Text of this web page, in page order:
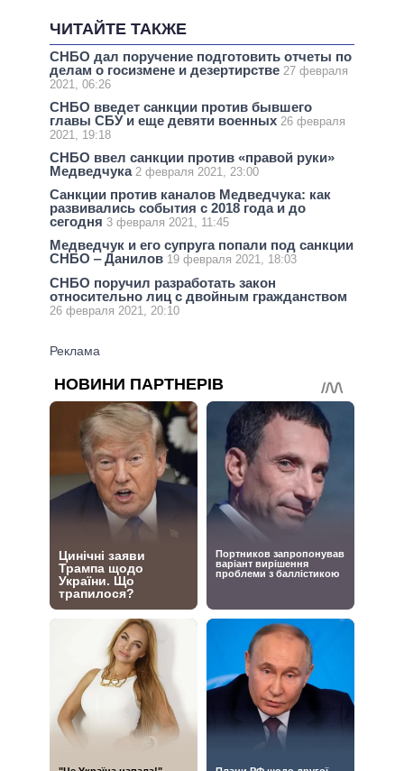
ЧИТАЙТЕ ТАКЖЕ
СНБО дал поручение подготовить отчеты по
делам о госизмене и дезертирстве 27 февраля
2021, 06:26
СНБО введет санкции против бывшего
главы СБУ и еще девяти военных 26 февраля
2021, 19:18
СНБО ввел санкции против «правой руки»
Медведчука 2 февраля 2021, 23:00
Санкции против каналов Медведчука: как
развивались события с 2018 года и до
сегодня 3 февраля 2021, 11:45
Медведчук и его супруга попали под санкции
СНБО ‒ Данилов 19 февраля 2021, 18:03
СНБО поручил разработать закон
относительно лиц с двойным гражданством
26 февраля 2021, 20:10